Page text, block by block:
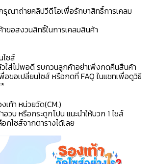
ณาถ่ายคลิปวีดีโอเพื่อรักษาสิทธิ์การเคลม
ขอสงวนสิทธิ์ในการเคลมสินค้า
ซส์
วใส่ไม่พอดี รบกวนลูกค้าอย่าเพิ่งกดคืนสืนค้า
ขอเปลี่ยนไซส์ หรือกดที่ FAQ ในแชทเพื่อดูวิธี
เท้า หน่วยวัด(CM.)
อวบ หรือกระดูกโปน แนะนำให้บวก 1 ไซส์
กไซส์จากตารางได้เลย